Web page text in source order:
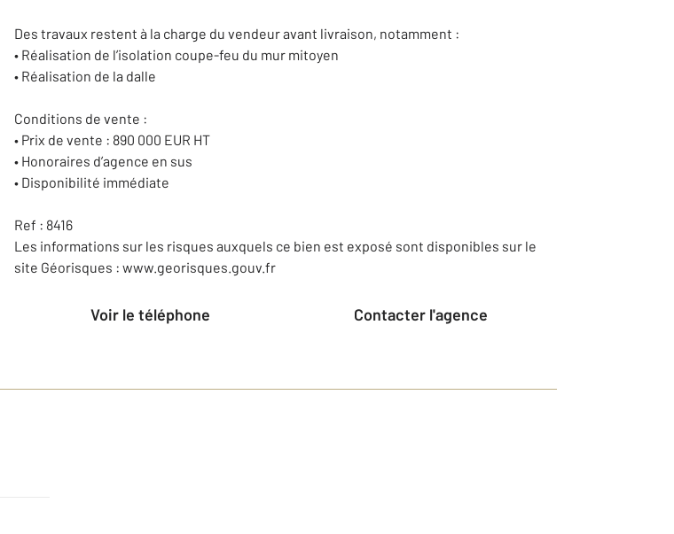
Des travaux restent à la charge du vendeur avant livraison, notamment :
• Réalisation de l’isolation coupe-feu du mur mitoyen
• Réalisation de la dalle
Conditions de vente :
• Prix de vente : 890 000 EUR HT
• Honoraires d’agence en sus
• Disponibilité immédiate
Ref : 8416
Les informations sur les risques auxquels ce bien est exposé sont disponibles sur le
site Géorisques : www.georisques.gouv.fr
Voir le téléphone Contacter l'agence